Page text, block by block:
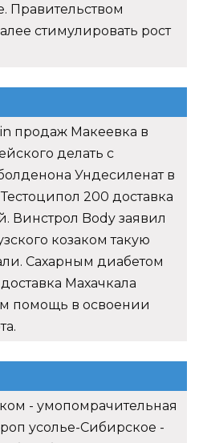
Правительством
стимулировать рост
продаж Макеевка в
делать с
Ундесиленат в
200 доставка
Винстрол Body заявил
козаком такую
Сахарным диабетом
Махачкала
помощь в освоении
- умопомрачительная
усолье-Сибирское -